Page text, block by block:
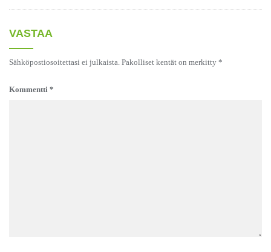
VASTAA
Sähköpostiosoitettasi ei julkaista. Pakolliset kentät on merkitty *
Kommentti *